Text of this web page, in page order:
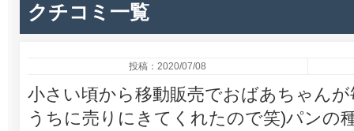
クチコミ一覧
投稿：2020/07/08
小さい頃から移動販売でおばあちゃん
うちに売りにきてくれたので笑)パンの